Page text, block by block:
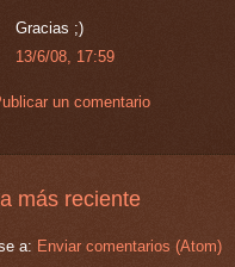
Gracias ;)
13/6/08, 17:59
un comentario
más reciente
a: Enviar comentarios (Atom)